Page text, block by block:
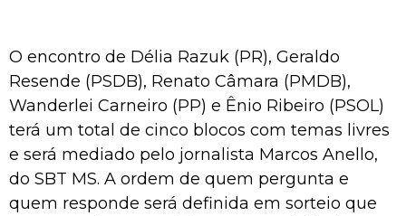
O encontro de Délia Razuk (PR), Geraldo
Resende (PSDB), Renato Câmara (PMDB),
Wanderlei Carneiro (PP) e Ênio Ribeiro (PSOL)
terá um total de cinco blocos com temas livres
e será mediado pelo jornalista Marcos Anello,
do SBT MS. A ordem de quem pergunta e
quem responde será definida em sorteio que